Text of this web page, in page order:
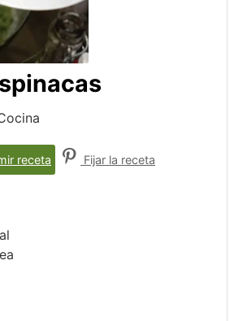
receta Fijar la receta